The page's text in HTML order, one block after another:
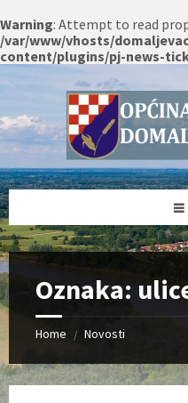
Warning: Attempt to read
/var/www/vhosts/
content/plugins/pj-news-
Skip
to
Skip
to
sidebar
Skip
to
sidebar
Skip
to
Oznaka:
Home / Novosti